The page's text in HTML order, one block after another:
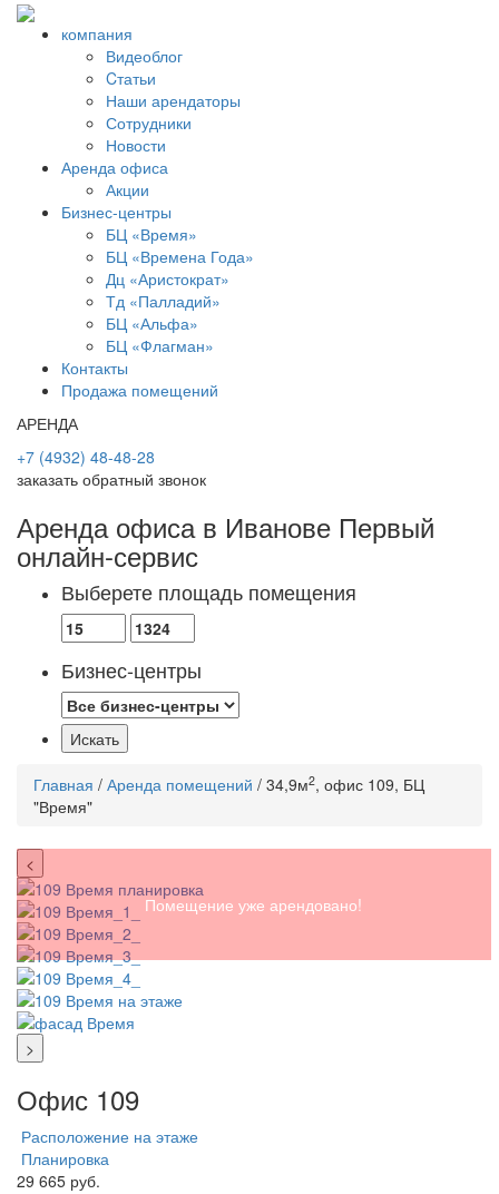
компания
Видеоблог
Cтатьи
Наши арендаторы
Сотрудники
Новости
Аренда офиса
Акции
Бизнес-центры
БЦ «Время»
БЦ «Времена Года»
Дц «Аристократ»
Тд «Палладий»
БЦ «Альфа»
БЦ «Флагман»
Контакты
Продажа помещений
АРЕНДА
+7 (4932) 48-48-28
заказать обратный звонок
Аренда офиса в Иванове Первый
онлайн-сервис
Выберете площадь помещения
Бизнес-центры
Главная / Аренда помещений / 34,9м2, офис 109, БЦ
"Время"
Помещение уже арендовано!
<
>
Офис 109
Расположение на этаже
Планировка
29 665 руб.